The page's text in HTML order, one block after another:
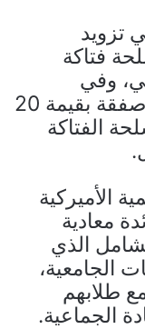
تزويد
فتاكة
وفي
الأسبوع الماضي وافقت على صفقة بقيمة 20
الفتاكة
الأميركية
معادية
الذي
الجامعية،
طلابهم
الجماعية.